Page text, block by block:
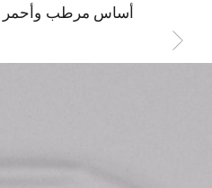
أساس مرطب وأحمر